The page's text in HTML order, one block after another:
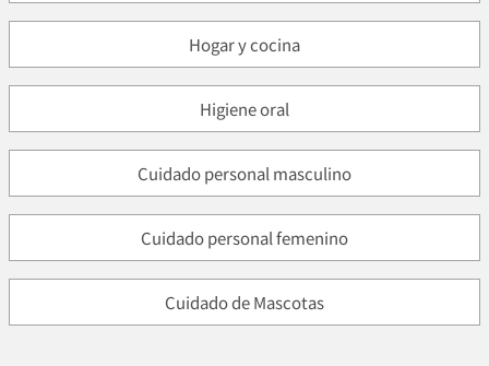
Hogar y cocina
Higiene oral
Cuidado personal masculino
Cuidado personal femenino
Cuidado de Mascotas